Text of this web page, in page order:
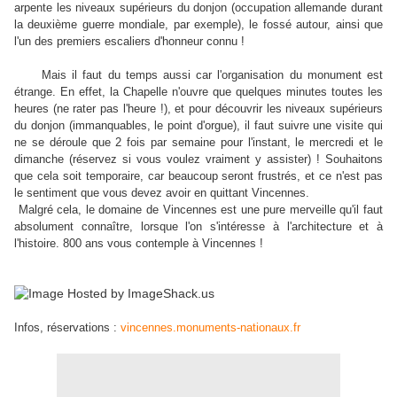
arpente les niveaux supérieurs du donjon (occupation allemande durant
la deuxième guerre mondiale, par exemple), le fossé autour, ainsi que
l'un des premiers escaliers d'honneur connu !
Mais il faut du temps aussi car l'organisation du monument est
étrange. En effet, la Chapelle n'ouvre que quelques minutes toutes les
heures (ne rater pas l'heure !), et pour découvrir les niveaux supérieurs
du donjon (immanquables, le point d'orgue), il faut suivre une visite qui
ne se déroule que 2 fois par semaine pour l'instant, le mercredi et le
dimanche (réservez si vous voulez vraiment y assister) ! Souhaitons
que cela soit temporaire, car beaucoup seront frustrés, et ce n'est pas
le sentiment que vous devez avoir en quittant Vincennes.
Malgré cela, le domaine de Vincennes est une pure merveille qu'il faut
absolument connaître, lorsque l'on s'intéresse à l'architecture et à
l'histoire. 800 ans vous contemple à Vincennes !
Infos, réservations : vincennes.monuments-nationaux.fr